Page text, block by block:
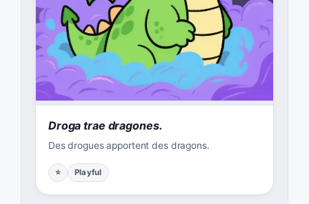
Droga trae dragones.
Des drogues apportent des dragons.
⭐ Playful